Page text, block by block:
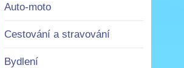
Auto-moto
Cestování a stravování
Bydlení